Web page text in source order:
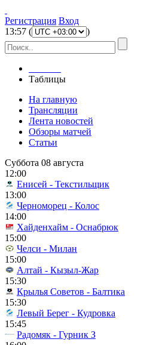
Регистрация Вход
13:57 ( )
Таблицы
На главную
Трансляции
Лента новостей
Обзоры матчей
Статьи
Суббота 08 августа
12:00
Енисей - Текстильщик
13:00
Черноморец - Колос
14:00
Хайденхайм - Оснабрюк
15:00
Челси - Милан
15:00
Алтай - Кызыл-Жар
15:30
Крылья Советов - Балтика
15:30
Левый Берег - Кудровка
15:45
Радомяк - Гурник З